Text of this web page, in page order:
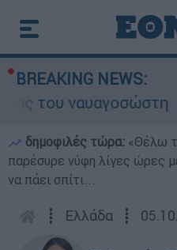
BREAKING NEWS:
του ναυαγοσώστη
δημοφιλές τώρα: «Θέλω
παρέσυρε νύφη λίγες ώρες
να πάει σπίτι...
┋ Ελλάδα ┋